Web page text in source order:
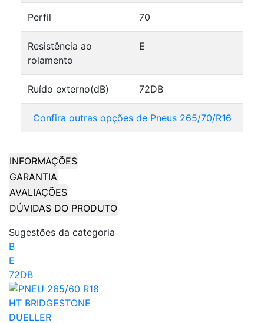
Perfil 70
Resistência ao
rolamento
E
Ruído externo(dB) 72DB
Confira outras opções de Pneus 265/70/R16
INFORMAÇÕES
GARANTIA
AVALIAÇÕES
DÚVIDAS DO PRODUTO
Sugestões da categoria
B
E
72DB